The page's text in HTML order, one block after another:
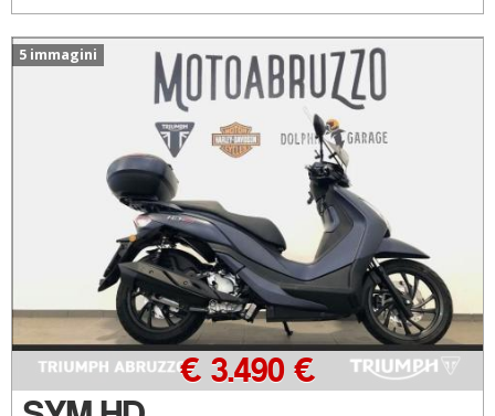
5 immagini
€ 3.490 €